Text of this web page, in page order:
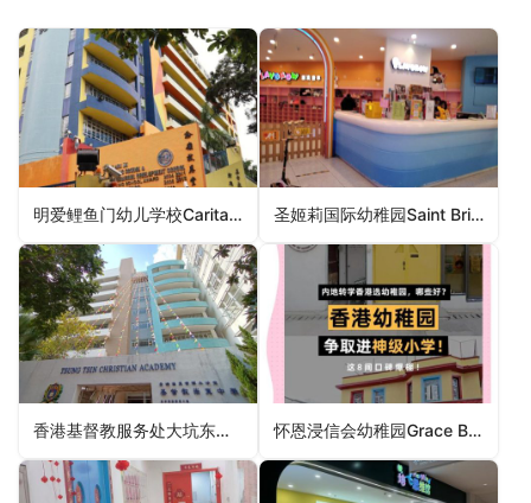
明爱鲤鱼门幼儿学校Caritas Nursery School – Lei Yue Mun（观塘区幼稚园） 圣姬莉国际幼稚园Saint Brigit International Kindergarten（九龙城区幼稚园）
香港基督教服务处大坑东幼儿学校HKCS Tai Hang Tung Nursery School（深水埗区幼稚园） 怀恩浸信会幼稚园Grace Baptist Kindergarten（东区幼稚园）